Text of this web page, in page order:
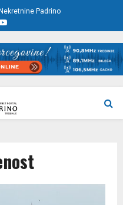
Nekretnine Padrino
Youtube